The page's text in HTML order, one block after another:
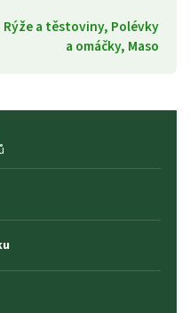
a těstoviny, Polévky
a omáčky, Maso